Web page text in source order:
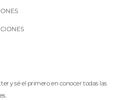
y sé el primero en conocer todas las